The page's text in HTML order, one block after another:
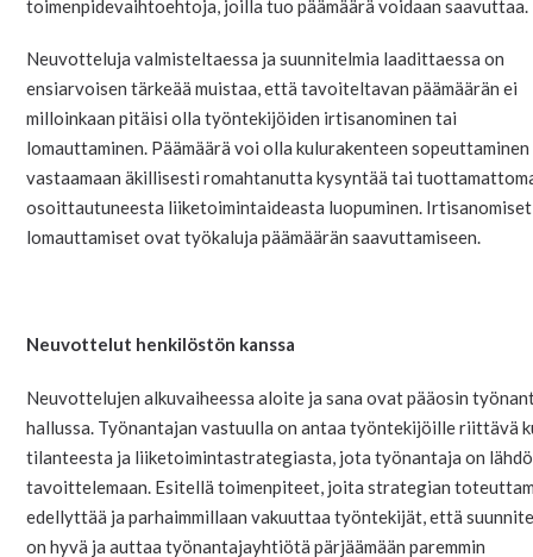
toimenpidevaihtoehtoja, joilla tuo päämäärä voidaan saavuttaa.
Neuvotteluja valmisteltaessa ja suunnitelmia laadittaessa on
ensiarvoisen tärkeää muistaa, että tavoiteltavan päämäärän ei
milloinkaan pitäisi olla työntekijöiden irtisanominen tai
lomauttaminen. Päämäärä voi olla kulurakenteen sopeuttaminen
vastaamaan äkillisesti romahtanutta kysyntää tai
osoittautuneesta liiketoimintaideasta luopuminen.
lomauttamiset ovat työkaluja päämäärän saavuttamiseen.
Neuvottelut henkilöstön kanssa
Neuvottelujen alkuvaiheessa aloite ja sana ovat pääosin
hallussa. Työnantajan vastuulla on antaa työntekijöille riittävä
tilanteesta ja liiketoimintastrategiasta, jota työnantaja on
tavoittelemaan. Esitellä toimenpiteet, joita strategian
edellyttää ja parhaimmillaan vakuuttaa työntekijät, että
on hyvä ja auttaa työnantajayhtiötä pärjäämään paremmin